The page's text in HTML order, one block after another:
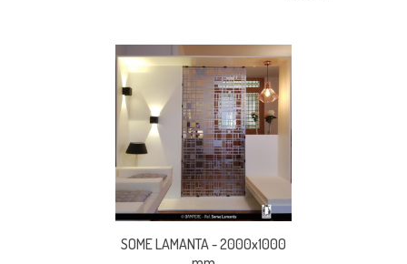
SOME LAMANTA -2000x1000